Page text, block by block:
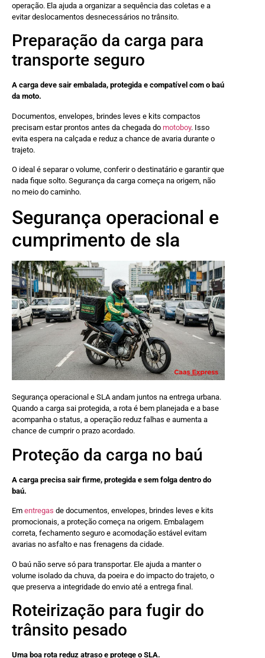
operação. Ela ajuda a organizar a sequência das coletas e a
evitar deslocamentos desnecessários no trânsito.
Preparação da carga para
transporte seguro
A carga deve sair embalada, protegida e compatível com o baú
da moto.
Documentos, envelopes, brindes leves e kits compactos
precisam estar prontos antes da chegada do motoboy. Isso
evita espera na calçada e reduz a chance de avaria durante o
trajeto.
O ideal é separar o volume, conferir o destinatário e garantir que
nada fique solto. Segurança da carga começa na origem, não
no meio do caminho.
Segurança operacional e
cumprimento de sla
Segurança operacional e SLA andam juntos na entrega urbana.
Quando a carga sai protegida, a rota é bem planejada e a base
acompanha o status, a operação reduz falhas e aumenta a
chance de cumprir o prazo acordado.
Proteção da carga no baú
A carga precisa sair firme, protegida e sem folga dentro do
baú.
Em entregas de documentos, envelopes, brindes leves e kits
promocionais, a proteção começa na origem. Embalagem
correta, fechamento seguro e acomodação estável evitam
avarias no asfalto e nas frenagens da cidade.
O baú não serve só para transportar. Ele ajuda a manter o
volume isolado da chuva, da poeira e do impacto do trajeto, o
que preserva a integridade do envio até a entrega final.
Roteirização para fugir do
trânsito pesado
Uma boa rota reduz atraso e protege o SLA.